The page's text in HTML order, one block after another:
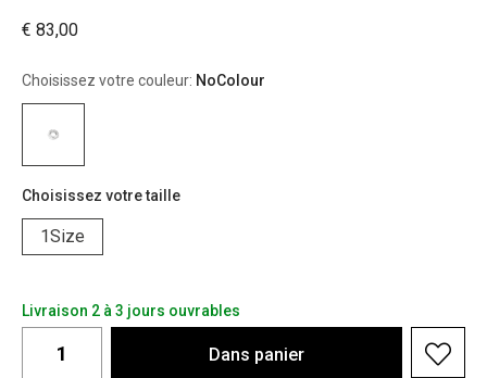
€ 83,00
Choisissez votre couleur: NoColour
Choisissez votre taille
1Size
Livraison 2 à 3 jours ouvrables
Dans panier